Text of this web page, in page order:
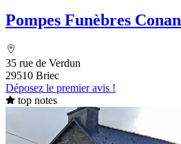
Pompes Funèbres Conan
35 rue de Verdun
29510 Briec
Déposez le premier avis !
top notes